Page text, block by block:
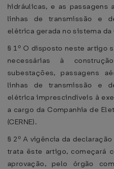
hidráulicas, e as passagens
linhas de transmissão e
elétrica gerada no sistema da
§ 1º O disposto neste artigo
necessárias à
subestações, passagens
linhas de transmissão e
elétrica imprescindíveis à
a cargo da Companhia de
(CERNE).
§ 2º A vigência da
trata êste artigo, começará
aprovação, pelo órgão